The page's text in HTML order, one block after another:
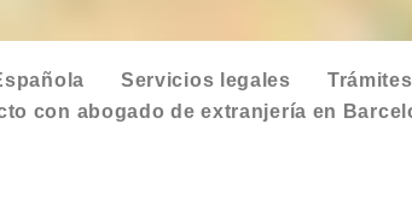
Servicios legales
con abogado de extranjería en